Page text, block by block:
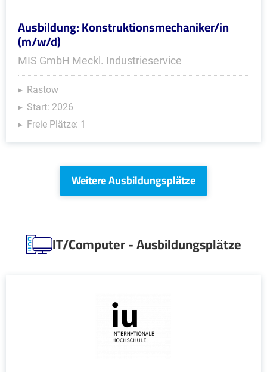
Ausbildung: Konstruktionsmechaniker/in
(m/w/d)
MIS GmbH Meckl. Industrieservice
Rastow
Start: 2026
Freie Plätze: 1
Weitere Ausbildungsplätze
IT/Computer - Ausbildungsplätze